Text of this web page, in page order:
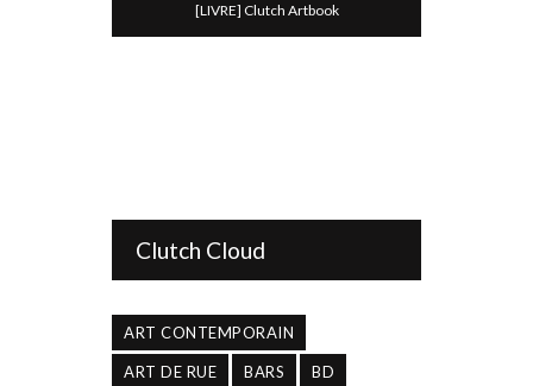
[LIVRE] Clutch Artbook
Clutch Cloud
ART CONTEMPORAIN
ART DE RUE BARS BD